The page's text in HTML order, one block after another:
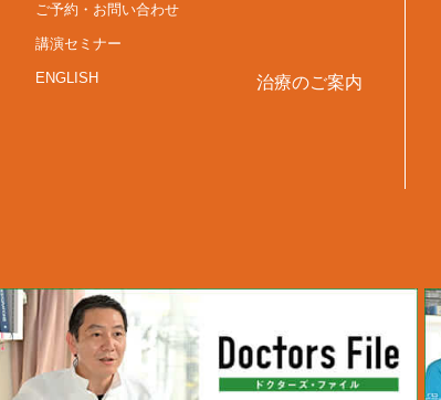
ご予約・お問い合わせ
講演セミナー
ENGLISH 治療のご案内